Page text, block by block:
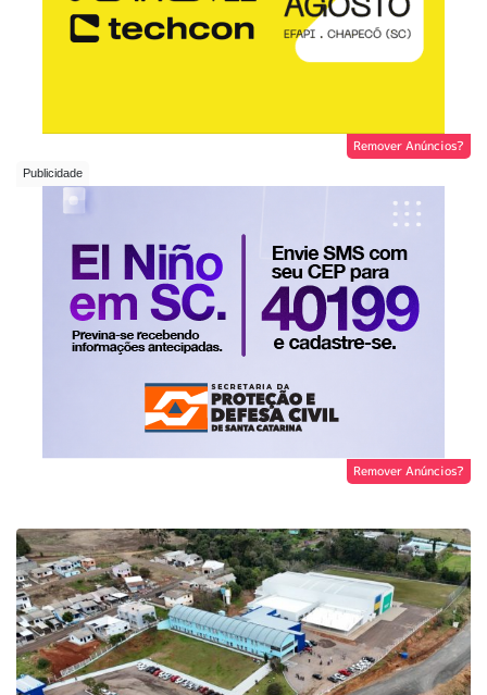
Remover Anúncios?
Remover Anúncios?